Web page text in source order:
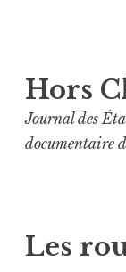
au
contenu
principal
Hors
Journal des
documentaire
Les